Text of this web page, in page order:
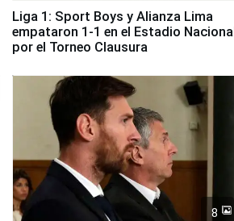
Liga 1: Sport Boys y Alianza Lima
empataron 1-1 en el Estadio Nacional
por el Torneo Clausura
8